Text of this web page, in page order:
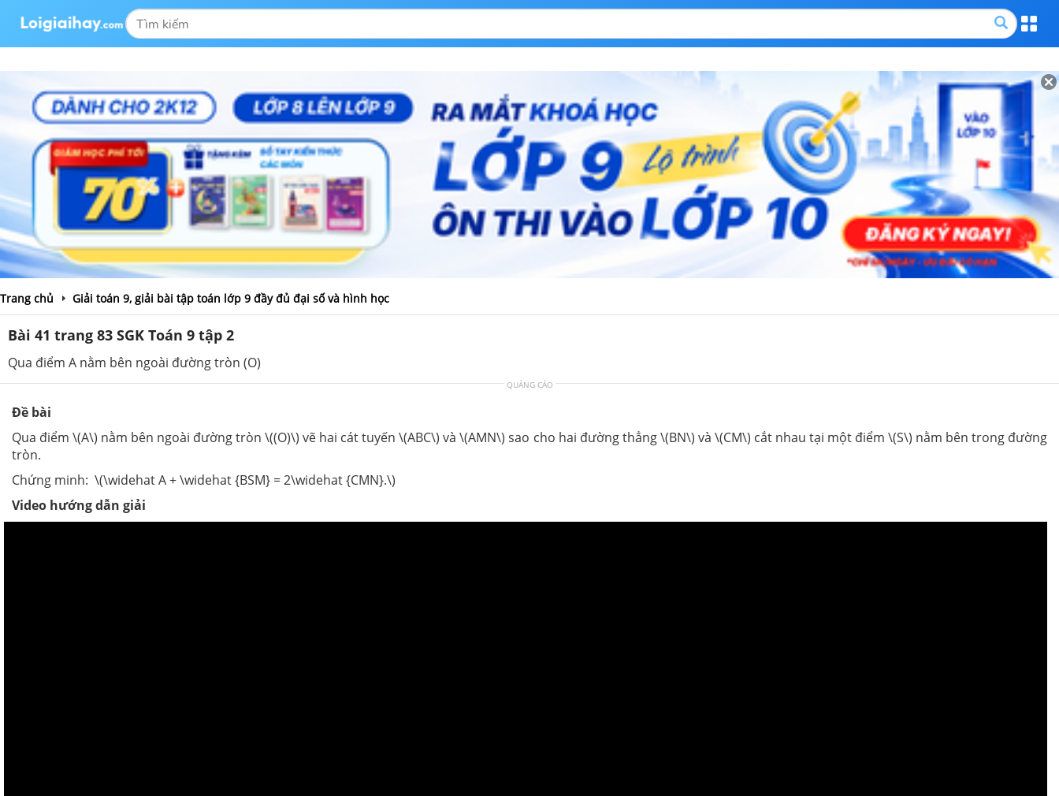
Trang chủ Giải toán 9, giải bài tập toán lớp 9 đầy đủ đại số và hình học
Bài 41 trang 83 SGK Toán 9 tập 2
Qua điểm A nằm bên ngoài đường tròn (O)
QUẢNG CÁO
Đề bài
Qua điểm \(A\) nằm bên ngoài đường tròn \((O)\) vẽ hai cát tuyến \(ABC\) và \(AMN\) sao cho hai đường thẳng \(BN\) và \(CM\) cắt nhau tại một điểm \(S\) nằm bên trong đường
tròn.
Chứng minh: \(\widehat A + \widehat {BSM} = 2\widehat {CMN}.\)
Video hướng dẫn giải